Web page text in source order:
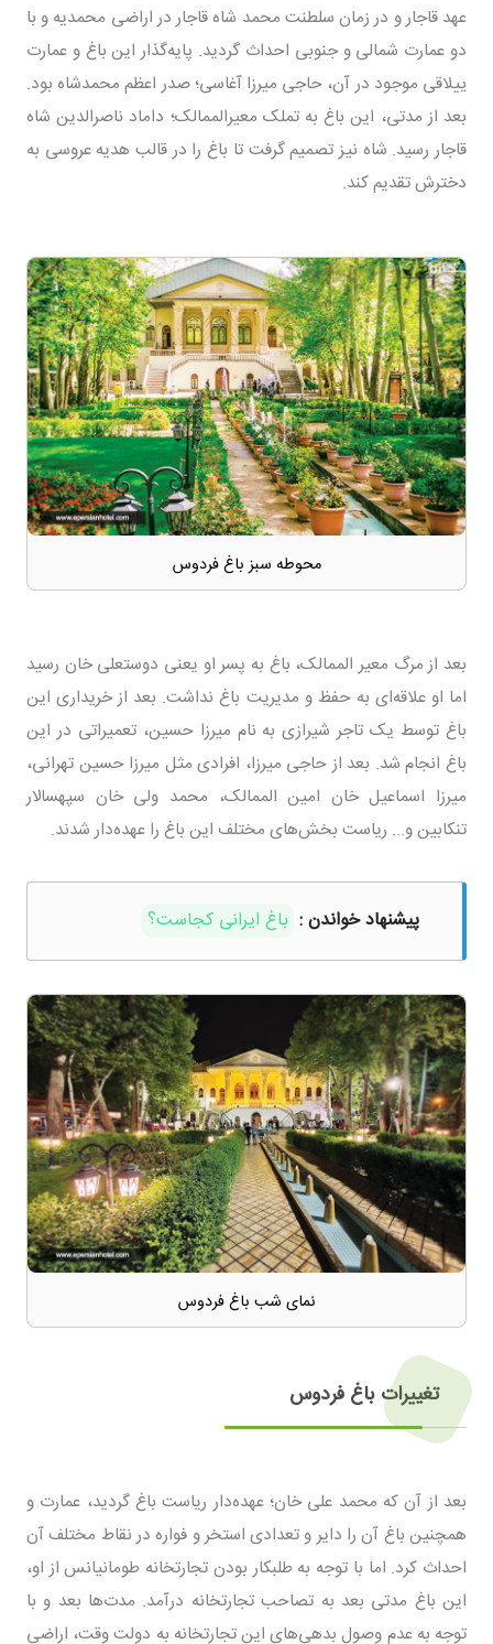
عهد قاجار و در زمان سلطنت محمد شاه قاجار در اراضی محمدیه و با
دو عمارت شمالی و جنوبی احداث گردید. پایه‌گذار این باغ و عمارت
ییلاقی موجود در آن، حاجی میرزا آغاسی؛ صدر اعظم محمدشاه بود.
بعد از مدتی، این باغ به تملک معیرالممالک؛ داماد ناصر‌الدین شاه
قاجار رسید. شاه نیز تصمیم گرفت تا باغ را در قالب هدیه عروسی به
دخترش تقدیم کند.
محوطه سبز باغ فردوس
بعد از مرگ معیر الممالک، باغ به پسر او یعنی دوستعلی خان رسید
اما او علاقه‌ای به حفظ و مدیریت باغ نداشت. بعد از خریداری این
باغ توسط یک تاجر شیرازی به نام میرزا حسین، تعمیراتی در این
باغ انجام شد. بعد از حاجی میرزا، افرادی مثل میرزا حسین تهرانی،
میرزا اسماعیل خان امین الممالک، محمد ولی خان سپهسالار
تنکابین و... ریاست بخش‌های مختلف این باغ را عهده‌دار شدند.
پیشنهاد خواندن : باغ ایرانی کجاست؟
نمای شب باغ فردوس
تغییرات باغ فردوس
بعد از آن که محمد علی خان؛ عهده‌دار ریاست باغ گردید، عمارت و
همچنین باغ آن را دایر و تعدادی استخر و فواره در نقاط مختلف آن
احداث کرد. اما با توجه به طلبکار بودن تجارتخانه طومانیانس از او،
این باغ مدتی بعد به تصاحب تجارتخانه درآمد. مدت‌ها بعد و با
توجه به عدم وصول بدهی‌های این تجارتخانه به دولت وقت، اراضی